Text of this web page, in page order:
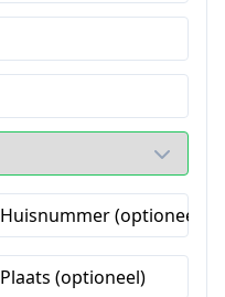
Huisnummer (optioneel)
Plaats (optioneel)